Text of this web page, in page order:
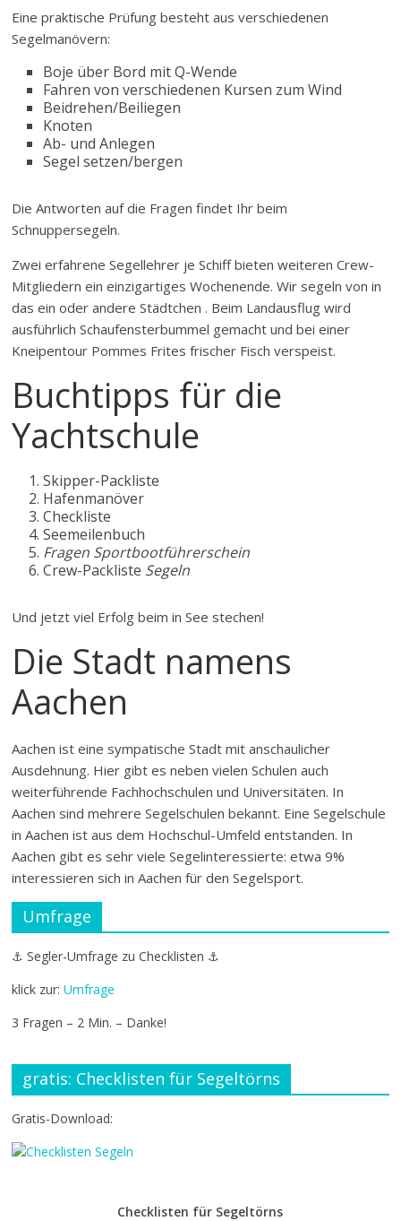
Eine praktische Prüfung besteht aus verschiedenen
Segelmanövern:
Boje über Bord mit Q-Wende
Fahren von verschiedenen Kursen zum Wind
Beidrehen/Beiliegen
Knoten
Ab- und Anlegen
Segel setzen/bergen
Die Antworten auf die Fragen findet Ihr beim
Schnuppersegeln.
Zwei erfahrene Segellehrer je Schiff bieten weiteren Crew-
Mitgliedern ein einzigartiges Wochenende. Wir segeln von in
das ein oder andere Städtchen . Beim Landausflug wird
ausführlich Schaufensterbummel gemacht und bei einer
Kneipentour Pommes Frites frischer Fisch verspeist.
Buchtipps für die
Yachtschule
Skipper-Packliste
Hafenmanöver
Checkliste
Seemeilenbuch
Fragen Sportbootführerschein
Crew-Packliste Segeln
Und jetzt viel Erfolg beim in See stechen!
Die Stadt namens
Aachen
Aachen ist eine sympatische Stadt mit anschaulicher
Ausdehnung. Hier gibt es neben vielen Schulen auch
weiterführende Fachhochschulen und Universitäten. In
Aachen sind mehrere Segelschulen bekannt. Eine Segelschule
in Aachen ist aus dem Hochschul-Umfeld entstanden. In
Aachen gibt es sehr viele Segelinteressierte: etwa 9%
interessieren sich in Aachen für den Segelsport.
Umfrage
⚓ Segler-Umfrage zu Checklisten ⚓
klick zur:Umfrage
3 Fragen – 2 Min. – Danke!
gratis: Checklisten für Segeltörns
Gratis-Download:
Checklisten für Segeltörns